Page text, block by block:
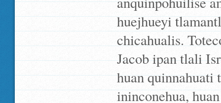
huejhueyi
chicahualis.
Jacob ipan tlali
huan quinnahuati
ininconehua,